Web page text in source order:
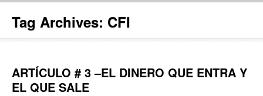
Tag Archives: CFI
ARTÍCULO # 3 –EL DINERO QUE ENTRA Y
EL QUE SALE